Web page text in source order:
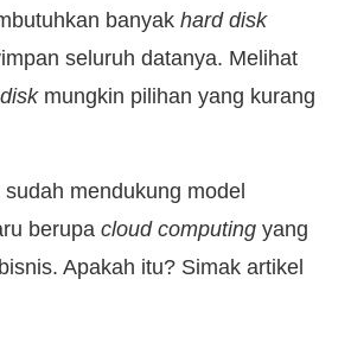
banyakhard disk
seluruh datanya. Melihat
mungkin pilihan yang kurang
mendukung model
berupacloud computing yang
Apakah itu? Simak artikel